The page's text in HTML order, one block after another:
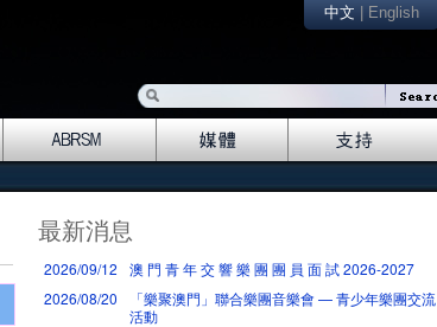
中文 English
最新消息
2026/09/12
澳 門 青 年 交 響 樂 團 團 員 面 試 2026-2027
2026/08/20
「樂聚澳門」聯合樂團音樂會 — 青少年樂團交流
活動